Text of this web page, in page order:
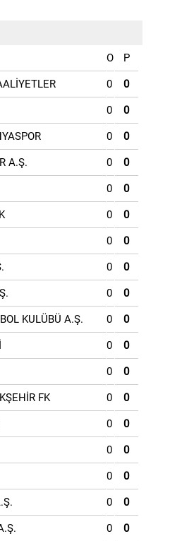
O P
0 0
0 0
0 0
A.Ş. 0 0
0 0
0 0
0 0
0 0
0 0
KULÜBÜ A.Ş. 0 0
0 0
0 0
FK 0 0
0 0
0 0
0 0
0 0
0 0